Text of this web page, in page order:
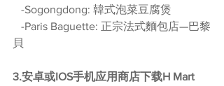
   -Sogongdong: 韓式泡菜豆腐煲
貝
3.安卓或IOS手机应用商店下载H Mart